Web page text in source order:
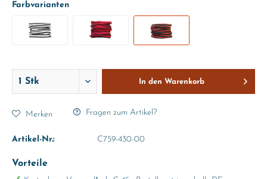
Farbvarianten
In den Warenkorb
Merken Fragen zum Artikel?
Artikel-Nr.: C759-430-00
Vorteile